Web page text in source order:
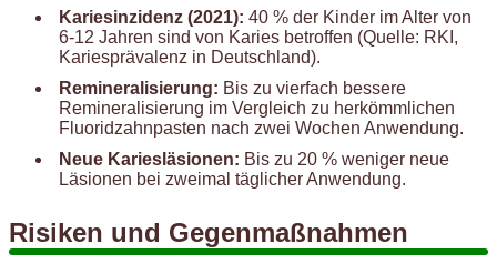
Kariesinzidenz (2021): 40 % der Kinder im Alter von
6-12 Jahren sind von Karies betroffen (Quelle: RKI,
Kariesprävalenz in Deutschland).
Remineralisierung: Bis zu vierfach bessere
Remineralisierung im Vergleich zu herkömmlichen
Fluoridzahnpasten nach zwei Wochen Anwendung.
Neue Kariesläsionen: Bis zu 20 % weniger neue
Läsionen bei zweimal täglicher Anwendung.
Risiken und Gegenmaßnahmen